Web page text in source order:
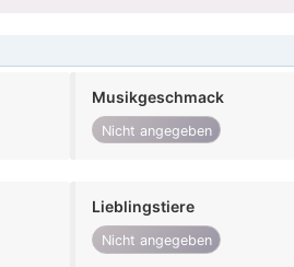
Musikgeschmack
Nicht angegeben
Lieblingstiere
Nicht angegeben